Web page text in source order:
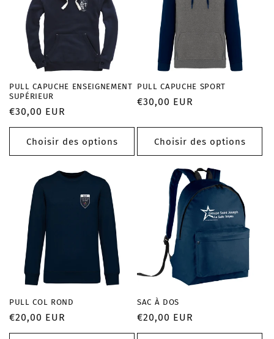
PULL CAPUCHE ENSEIGNEMENT
SUPÉRIEUR
Prix
habituel
€30,00 EUR
Choisir des options
PULL CAPUCHE SPORT
Prix
€30,00 EUR
Choisir des options
PULL COL ROND
Prix
habituel
€20,00 EUR
SAC À DOS
Prix
habituel
€20,00 EUR